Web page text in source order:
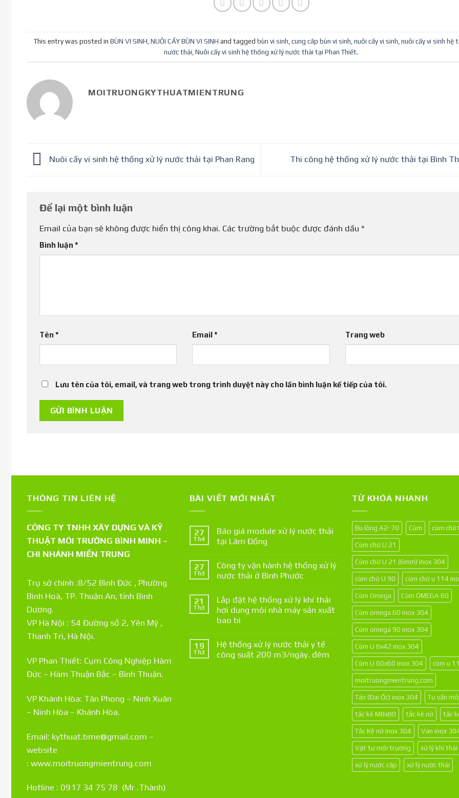
This entry was posted in BÙN VI SINH NUÔI CẤY BÙN VI SINH and tagged bùn vi sinh cung cấp bùn vi sinh nuôi cấy vi sinh nuôi cấy vi sinh hệ
nước thải Nuôi cấy vi sinh hệ thống xử lý nước thải tại Phan Thiết.
MOITRUONGKYTHUATMIENTRUNG
Nuôi cấy vi sinh hệ thống xử lý nước thải tại Phan Rang Thi công hệ thống xử lý nước thải tại Bình
Để lại một bình luận
Email của bạn sẽ không được hiển thị công khai. Các trường bắt buộc được đánh dấu *
Bình luận *
Tên * Email* Trang web
Lưu tên của tôi, email, và trang web trong trình duyệt này cho lần bình luận kế tiếp của tôi.
THÔNG TIN LIÊN HỆ
CÔNG TY TNHH XÂY DỰNG VÀ KỸ
THUẬT MÔI TRƯỜNG BÌNH MINH –
CHI NHÁNH MIỀN TRUNG
Trụ sở chính :8/52 Bình Đức , Phường
Bình Hoà, TP. Thuận An, tỉnh Bình
Dương.
VP Hà Nội : 54 Đường số 2, Yên Mỹ ,
Thanh Trì, Hà Nội.
VP Phan Thiết: Cụm Công Nghiệp Hàm
Đức – Hàm Thuận Bắc – Bình Thuận.
VP Khánh Hòa: Tân Phong – Ninh Xuân
– Ninh Hòa – Khánh Hòa.
Email: kythuat.bme@gmail.com –
website
: www.moitruongmientrung.com
Hotline : 0917 34 75 78 (Mr .Thành)
BÀI VIẾT MỚI NHẤT
27
Th4
Báo giá module xử lý nước thải
tại Lâm Đồng
27
Th3
Công ty vận hành hệ thống xử lý
nước thải ở Bình Phước
21
Th3
Lắp đặt hệ thống xử lý khí thải
hơi dung môi nhà máy sản xuất
bao bì
19
Th3
Hệ thống xử lý nước thải y tế
công suất 200 m3/ngày. đêm
TỪ KHÓA NHANH
Bu lông A2-70 Cùm cùm chữ
Cùm chữ U 21
Cùm chữ U 21 (6mm) inox 304
cùm chữ U 90 cùm chữ u 114
Cùm Omega Cùm OMEGA 60
Cùm omega 60 inox 304
Cùm omega 90 inox 304
Cùm U 6x42 inox 304
Cùm U 60x60 inox 304 cùm u
moitruongmientrung.com
Tán (Đai Ốc) inox 304 Tư vấn
tắc kê M8x80 tắc kê nở tắc
Tắc Kê nở inox 304 Van inox
Vật tư môi trường xử lý khí thải
xử lý nước cấp xử lý nước thải